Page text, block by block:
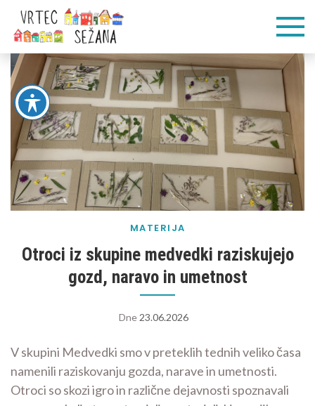
Skip
content
Sežana
Veliko pogumnih
MATERIJA
Otroci iz skupine medvedki raziskujejo
gozd, naravo in umetnost
Dne 23.06.2026
V skupini Medvedki smo v preteklih tednih veliko časa
namenili raziskovanju gozda, narave in umetnosti.
Otroci so skozi igro in različne dejavnosti spoznavali